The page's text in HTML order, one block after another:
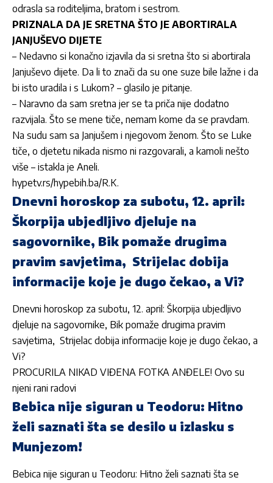
odrasla sa roditeljima, bratom i sestrom.
PRIZNALA DA JE SRETNA ŠTO JE ABORTIRALA
JANJUŠEVO DIJETE
– Nedavno si konačno izjavila da si sretna što si abortirala
Janjuševo dijete. Da li to znači da su one suze bile lažne i da
bi isto uradila i s Lukom? – glasilo je pitanje.
– Naravno da sam sretna jer se ta priča nije dodatno
razvijala. Što se mene tiče, nemam kome da se pravdam.
Na sudu sam sa Janjušem i njegovom ženom. Što se Luke
tiče, o djetetu nikada nismo ni razgovarali, a kamoli nešto
više – istakla je Aneli.
hypetv.rs/hypebih.ba/R.K.
Dnevni horoskop za subotu, 12. april:
Škorpija ubjedljivo djeluje na
sagovornike, Bik pomaže drugima
pravim savjetima, Strijelac dobija
informacije koje je dugo čekao, a Vi?
Dnevni horoskop za subotu, 12. april: Škorpija ubjedljivo
djeluje na sagovornike, Bik pomaže drugima pravim
savjetima, Strijelac dobija informacije koje je dugo čekao, a
Vi?
PROCURILA NIKAD VIĐENA FOTKA ANĐELE! Ovo su
njeni rani radovi
Bebica nije siguran u Teodoru: Hitno
želi saznati šta se desilo u izlasku s
Munjezom!
Bebica nije siguran u Teodoru: Hitno želi saznati šta se